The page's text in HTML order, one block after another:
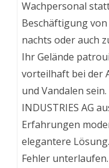
Wachpersonal
Beschäftigung
nachts oder auch
Ihr Gelände
vorteilhaft bei der
und Vandalen
INDUSTRIES AG
Erfahrungen
elegantere
Fehler